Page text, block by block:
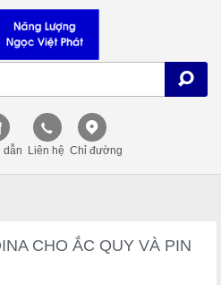
dẫn Liên hệ Chỉ đường
CHO ẮC QUY VÀ PIN